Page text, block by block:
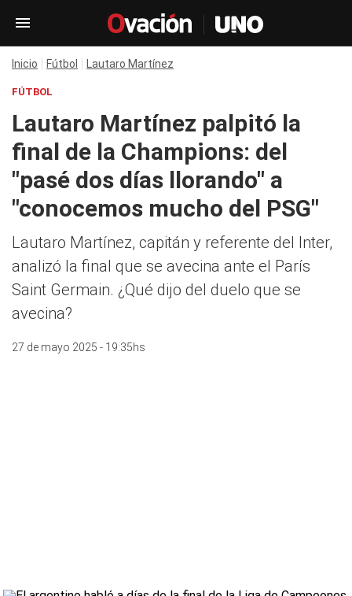
Inicio Fútbol Lautaro Martínez
FÚTBOL
Lautaro Martínez palpitó la
final de la Champions: del
"pasé dos días llorando" a
"conocemos mucho del PSG"
Lautaro Martínez, capitán y referente del Inter,
analizó la final que se avecina ante el París
Saint Germain. ¿Qué dijo del duelo que se
avecina?
27 de mayo 2025 - 19:35hs